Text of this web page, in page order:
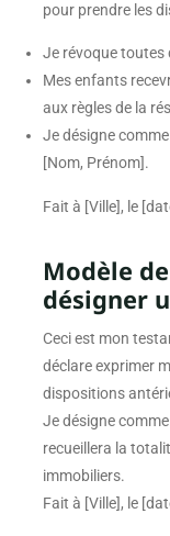
pour prendre les
Je révoque
Mes enfants
aux règles de la
Je désigne
[Nom, Prénom].
Fait à [Ville], le
Modèle
désigner
Ceci est mon
déclare exprimer
dispositions
Je désigne
recueillera la
immobiliers.
Fait à [Ville], le